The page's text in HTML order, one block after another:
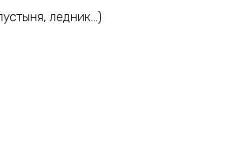
ледник…)